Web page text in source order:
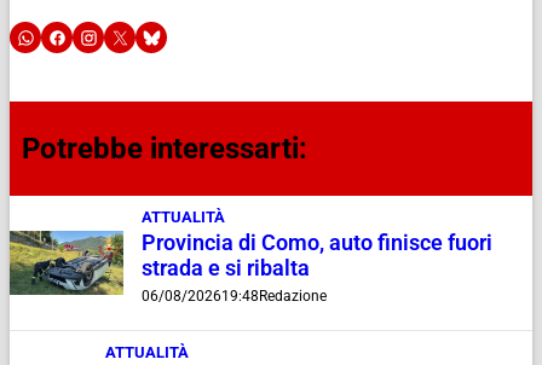
Potrebbe interessarti:
ATTUALITÀ
Provincia di Como, auto finisce fuori
strada e si ribalta
06/08/202619:48 Redazione
ATTUALITÀ